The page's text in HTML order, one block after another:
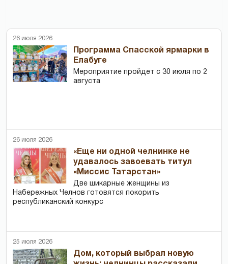
26 июля 2026
Программа Спасской ярмарки в
Елабуге
Мероприятие пройдет с 30 июля по 2
августа
26 июля 2026
«Еще ни одной челнинке не
удавалось завоевать титул
«Миссис Татарстан»
Две шикарные женщины из
Набережных Челнов готовятся покорить
республиканский конкурс
25 июля 2026
Дом, который выбрал новую